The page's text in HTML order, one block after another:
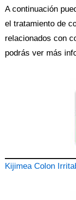
A continuación
el tratamiento de
relacionados con
podrás ver más
Kijimea Colon